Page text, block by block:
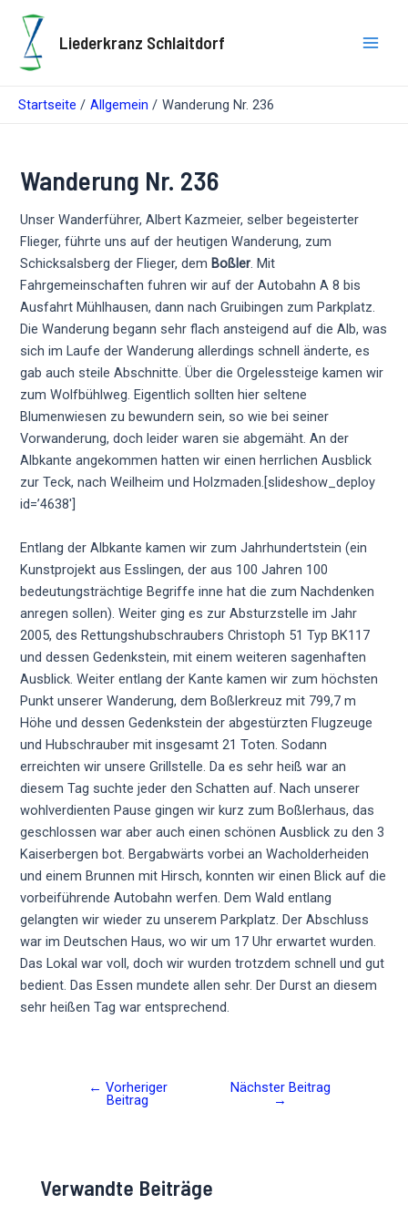
Inhalt
springen
Liederkranz Schlaitdorf
Startseite Allgemein Wanderung Nr. 236
Wanderung Nr. 236
Unser Wanderführer, Albert Kazmeier, selber begeisterter
Flieger, führte uns auf der heutigen Wanderung, zum
Schicksalsberg der Flieger, dem Boßler. Mit
Fahrgemeinschaften fuhren wir auf der Autobahn A 8 bis
Ausfahrt Mühlhausen, dann nach Gruibingen zum Parkplatz.
Die Wanderung begann sehr flach ansteigend auf die Alb, was
sich im Laufe der Wanderung allerdings schnell änderte, es
gab auch steile Abschnitte. Über die Orgelessteige kamen wir
zum Wolfbühlweg. Eigentlich sollten hier seltene
Blumenwiesen zu bewundern sein, so wie bei seiner
Vorwanderung, doch leider waren sie abgemäht. An der
Albkante angekommen hatten wir einen herrlichen Ausblick
zur Teck, nach Weilheim und Holzmaden.[slideshow_deploy
id=’4638′]
Entlang der Albkante kamen wir zum Jahrhundertstein (ein
Kunstprojekt aus Esslingen, der aus 100 Jahren 100
bedeutungsträchtige Begriffe inne hat die zum Nachdenken
anregen sollen). Weiter ging es zur Absturzstelle im Jahr
2005, des Rettungshubschraubers Christoph 51 Typ BK117
und dessen Gedenkstein, mit einem weiteren sagenhaften
Ausblick. Weiter entlang der Kante kamen wir zum höchsten
Punkt unserer Wanderung, dem Boßlerkreuz mit 799,7 m
Höhe und dessen Gedenkstein der abgestürzten Flugzeuge
und Hubschrauber mit insgesamt 21 Toten. Sodann
erreichten wir unsere Grillstelle. Da es sehr heiß war an
diesem Tag suchte jeder den Schatten auf. Nach unserer
wohlverdienten Pause gingen wir kurz zum Boßlerhaus, das
geschlossen war aber auch einen schönen Ausblick zu den 3
Kaiserbergen bot. Bergabwärts vorbei an Wacholderheiden
und einem Brunnen mit Hirsch, konnten wir einen Blick auf die
vorbeiführende Autobahn werfen. Dem Wald entlang
gelangten wir wieder zu unserem Parkplatz. Der Abschluss
war im Deutschen Haus, wo wir um 17 Uhr erwartet wurden.
Das Lokal war voll, doch wir wurden trotzdem schnell und gut
bedient. Das Essen mundete allen sehr. Der Durst an diesem
sehr heißen Tag war entsprechend.
← Vorheriger
Beitrag
Nächster Beitrag
→
Verwandte Beiträge